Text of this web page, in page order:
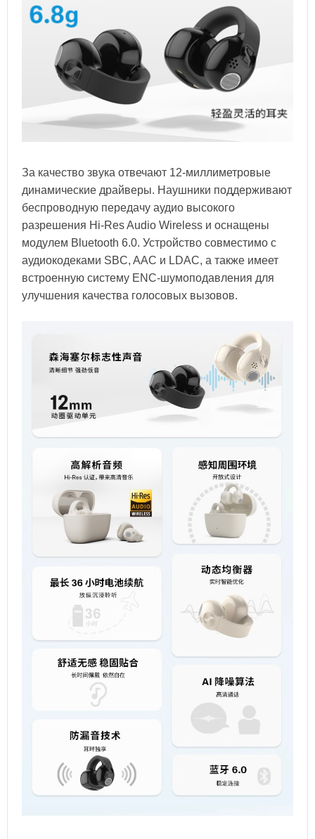
За качество звука отвечают 12-миллиметровые
динамические драйверы. Наушники поддерживают
беспроводную передачу аудио высокого
разрешения Hi-Res Audio Wireless и оснащены
модулем Bluetooth 6.0. Устройство совместимо с
аудиокодеками SBC, AAC и LDAC, а также имеет
встроенную систему ENC-шумоподавления для
улучшения качества голосовых вызовов.